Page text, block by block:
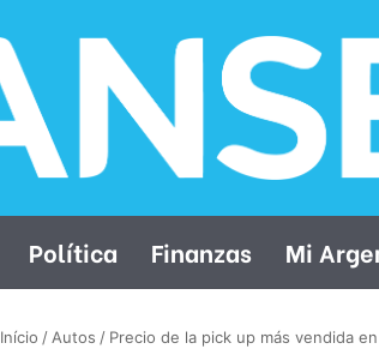
Política Finanzas Mi
Início / Autos / Precio de la pick up más vendida